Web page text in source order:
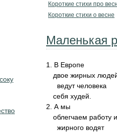
Короткие стихи про
Короткие стихи о весне
Маленькая
1. В Европе
двое жирных
ведут человека
себя худей.
2. А мы
облегчаем работу
жирного водят